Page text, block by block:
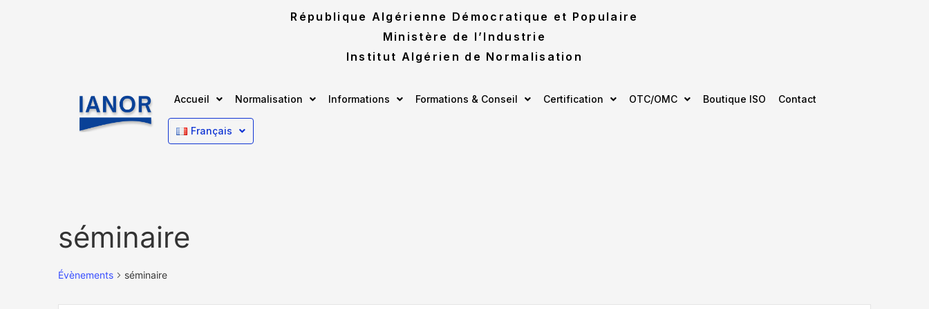
République Algérienne Démocratique et Populaire
Ministère de l’Industrie
Institut Algérien de Normalisation
Accueil Normalisation Informations Formations & Conseil Certification OTC/OMC Boutique ISO Contact
Français
séminaire
Évènements séminaire